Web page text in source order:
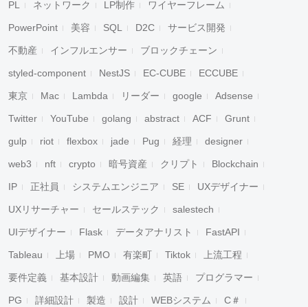
PL ネットワーク LP制作 ワイヤーフレーム
PowerPoint 美容 SQL D2C サービス開発
不動産 インフルエンサー ブロックチェーン
styled-component NestJS EC-CUBE ECCUBE
東京 Mac Lambda リーダー google Adsense
Twitter YouTube golang abstract ACF Grunt
gulp riot flexbox jade Pug 経理 designer
web3 nft crypto 暗号資産 クリプト Blockchain
IP 正社員 システムエンジニア SE UXデザイナー
UXリサーチャー セールステック salestech
UIデザイナー Flask データアナリスト FastAPI
Tableau 上場 PMO 有楽町 Tiktok 上流工程
要件定義 基本設計 動画編集 英語 プログラマー
PG 詳細設計 製造 設計 WEBシステム C＃